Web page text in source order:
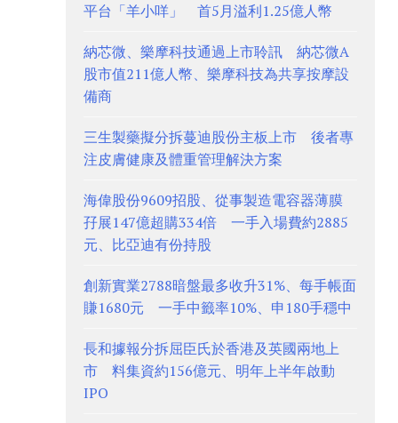
平台「羊小咩」 首5月溢利1.25億人幣
納芯微、樂摩科技通過上市聆訊 納芯微A
股市值211億人幣、樂摩科技為共享按摩設
備商
三生製藥擬分拆蔓迪股份主板上市 後者專
注皮膚健康及體重管理解決方案
海偉股份9609招股、從事製造電容器薄膜
孖展147億超購334倍 一手入場費約2885
元、比亞迪有份持股
創新實業2788暗盤最多收升31%、每手帳面
賺1680元 一手中籤率10%、申180手穩中
長和據報分拆屈臣氏於香港及英國兩地上
市 料集資約156億元、明年上半年啟動
IPO